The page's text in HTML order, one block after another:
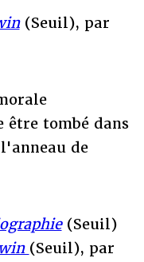
(Seuil), par
être tombé dans
de
(Seuil)
(Seuil), par